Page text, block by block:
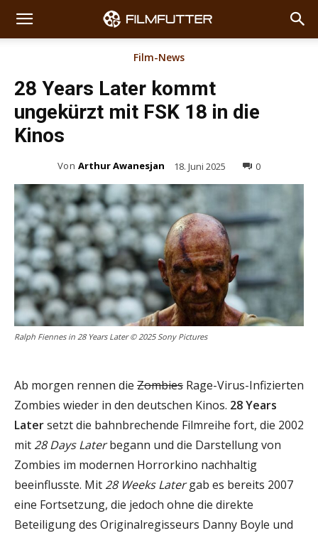
Film-News
28 Years Later kommt
ungekürzt mit FSK 18 in die
Kinos
Von Arthur Awanesjan 18. Juni 2025 0
Ralph Fiennes in 28 Years Later © 2025 Sony Pictures
Ab morgen rennen die Zombies Rage-Virus-Infizierten
Zombies wieder in den deutschen Kinos. 28 Years
Latersetzt die bahnbrechende Filmreihe fort, die 2002
mit 28 Days Laterbegann und die Darstellung von
Zombies im modernen Horrorkino nachhaltig
beeinflusste. Mit 28 Weeks Latergab es bereits 2007
eine Fortsetzung, die jedoch ohne die direkte
Beteiligung des Originalregisseurs Danny Boyle und